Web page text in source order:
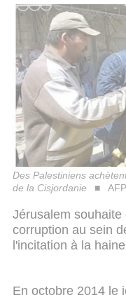
Des Palestiniens
de la Cisjordanie
AFP
Jérusalem
corruption au sein
l'incitation à la
En octobre 2014 le